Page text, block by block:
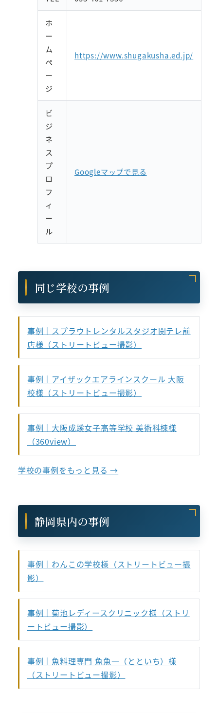
ホ
ー
ム
ペ
ー
ジ
https://www.shugakusha.ed.jp/
ビ
ジ
ネ
ス
プ
ロ
フ
ィ
ー
ル
Googleマップで見る
同じ学校の事例
事例｜スプラウトレンタルスタジオ関テレ前
店様（ストリートビュー撮影）
事例｜アイザックエアラインスクール 大阪
校様（ストリートビュー撮影）
事例｜大阪成蹊女子高等学校 美術科棟様
（360view）
学校の事例をもっと見る →
静岡県内の事例
事例｜わんこの学校様（ストリートビュー撮
影）
事例｜菊池レディースクリニック様（ストリ
ートビュー撮影）
事例｜魚料理専門 魚魚一（とといち）様
（ストリートビュー撮影）